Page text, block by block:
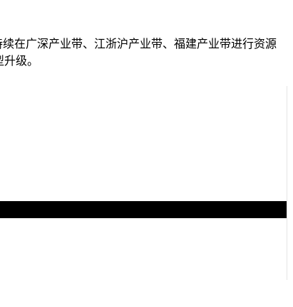
在广深产业带、江浙沪产业带、福建产业带进行资源
级。